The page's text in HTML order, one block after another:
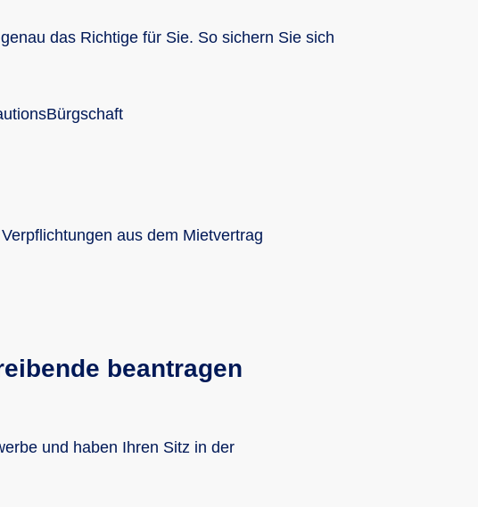
das Richtige für Sie. So sichern Sie sich
aus dem Mietvertrag
beantragen
und haben Ihren Sitz in der